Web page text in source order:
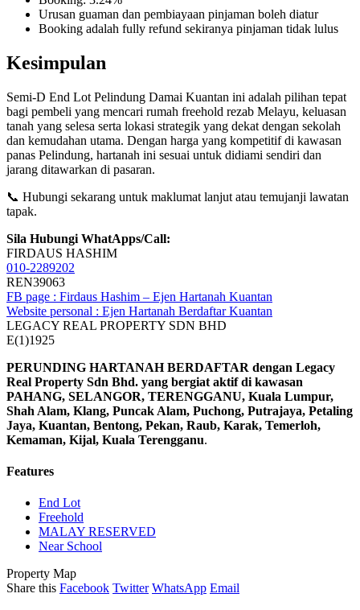
Urusan guaman dan pembiayaan pinjaman boleh diatur
Booking adalah fully refund sekiranya pinjaman tidak lulus
Kesimpulan
Semi-D End Lot Pelindung Damai Kuantan ini adalah pilihan tepat
bagi pembeli yang mencari rumah freehold rezab Melayu, keluasan
tanah yang selesa serta lokasi strategik yang dekat dengan sekolah
dan kemudahan utama. Dengan harga yang kompetitif di kawasan
panas Pelindung, hartanah ini sesuai untuk didiami sendiri dan
jarang ditawarkan di pasaran.
📞 Hubungi sekarang untuk maklumat lanjut atau temujanji lawatan
tapak.
Sila Hubungi WhatApps/Call:
FIRDAUS HASHIM
010-2289202
REN39063
FB page : Firdaus Hashim – Ejen Hartanah Kuantan
Website personal : Ejen Hartanah Berdaftar Kuantan
LEGACY REAL PROPERTY SDN BHD
E(1)1925
PERUNDING HARTANAH BERDAFTAR dengan Legacy
Real Property Sdn Bhd. yang bergiat aktif di kawasan
PAHANG, SELANGOR, TERENGGANU, Kuala Lumpur,
Shah Alam, Klang, Puncak Alam, Puchong, Putrajaya, Petaling
Jaya, Kuantan, Bentong, Pekan, Raub, Karak, Temerloh,
Kemaman, Kijal, Kuala Terengganu.
Features
End Lot
Freehold
MALAY RESERVED
Near School
Property Map
Share this Facebook Twitter WhatsApp Email